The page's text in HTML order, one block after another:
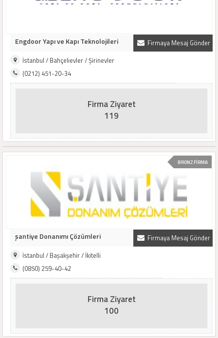
Firmaya Mesaj Gönder
Engdoor Yapı ve Kapı Teknolojileri
İstanbul / Bahçelievler / Şirinevler
(0212) 451-20-34
Firma Ziyaret
119
BRONZ FİRMA
Firmaya Mesaj Gönder
şantiye Donanımı Çözümleri
İstanbul / Başakşehir / İkitelli
(0850) 259-40-42
Firma Ziyaret
100